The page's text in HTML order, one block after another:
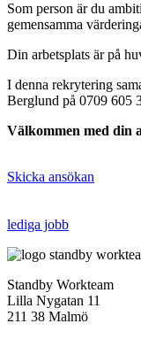
Som person är du
gemensamma
Din arbetsplats är på
I denna rekrytering
Berglund på 0709 605
Välkommen med din
Skicka ansökan
lediga jobb
Standby Workteam
Lilla Nygatan 11
211 38 Malmö